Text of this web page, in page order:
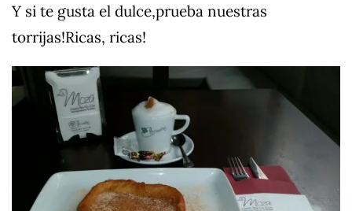
Y si te gusta el dulce,prueba nuestras
torrijas!Ricas, ricas!